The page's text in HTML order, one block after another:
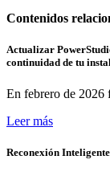
Contenidos
Actualizar
continuidad de tu
En febrero de 2026
Leer más
Reconexión